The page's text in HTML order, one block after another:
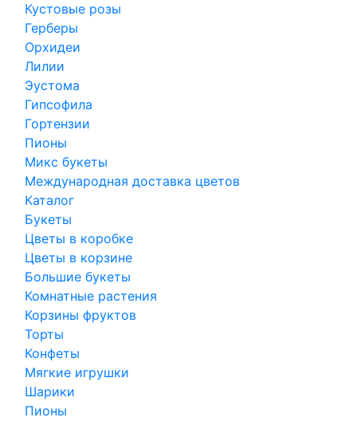
Кустовые розы
Герберы
Орхидеи
Лилии
Эустома
Гипсофила
Гортензии
Пионы
Микс букеты
Международная доставка цветов
Каталог
Букеты
Цветы в коробке
Цветы в корзине
Большие букеты
Комнатные растения
Корзины фруктов
Торты
Конфеты
Мягкие игрушки
Шарики
Пионы